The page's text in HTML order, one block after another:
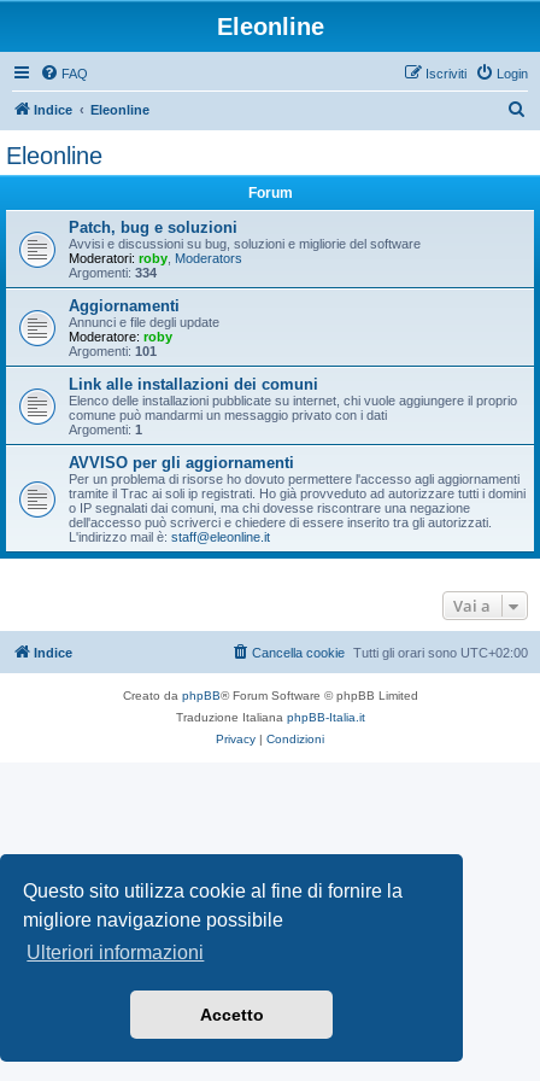
Questo sito utilizza cookie al fine di fornire la
migliore navigazione possibile
Ulteriori informazioni
Accetto
Eleonline
FAQ Login
Iscriviti
Indice Eleonline
Eleonline
Forum
Patch, bug e soluzioni
Avvisi e discussioni su bug, soluzioni e migliorie del software
Moderatori: roby Moderators
Argomenti: 334
Aggiornamenti
Annunci e file degli update
Moderatore: roby
Argomenti: 101
Link alle installazioni dei comuni
Elenco delle installazioni pubblicate su internet, chi vuole aggiungere il proprio
comune può mandarmi un messaggio privato con i dati
Argomenti: 1
AVVISO per gli aggiornamenti
Per un problema di risorse ho dovuto permettere l'accesso agli aggiornamenti
tramite il Trac ai soli ip registrati. Ho già provveduto ad autorizzare tutti i domini
o IP segnalati dai comuni, ma chi dovesse riscontrare una negazione
dell'accesso può scriverci e chiedere di essere inserito tra gli autorizzati.
L'indirizzo mail è: staff@eleonline.it
Vai a
Indice Tutti gli orari sono UTC+02:00
Cancella cookie
Creato da phpBB® Forum Software © phpBB Limited
Traduzione Italiana phpBB-Italia.it
Privacy | Condizioni